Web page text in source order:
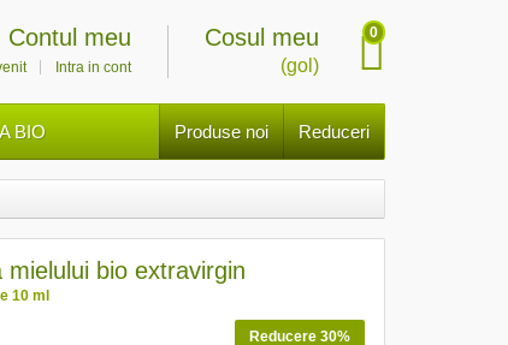
Cosul meu
(gol)
0
Contul meu
Intra in cont
Reduceri
Produse noi
BIO
mielului bio extravirgin
10 ml
Reducere 30%